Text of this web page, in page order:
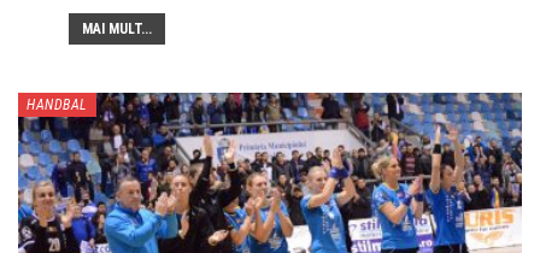
MAI MULT...
HANDBAL